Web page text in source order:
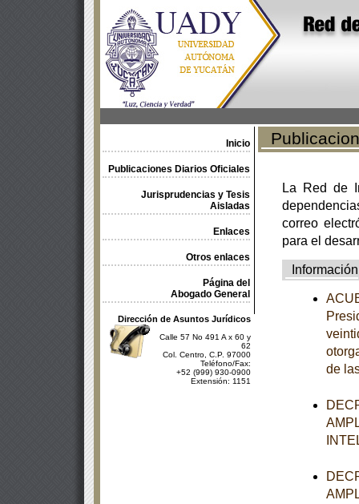
Inicio
Publicaciones Diarios Oficiales
Jurisprudencias y Tesis
Aisladas
Enlaces
Otros enlaces
Página del
Abogado General
Dirección de Asuntos Jurídicos
Calle 57 No 491 A x 60 y
62
Col. Centro, C.P. 97000
Teléfono/Fax:
+52 (999) 930-0900
Extensión: 1151
La Red de
correo
para el
Información
de